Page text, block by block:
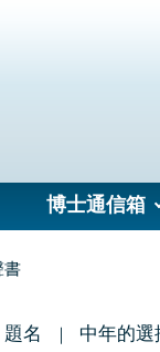
博士通信箱
書
題名 中年的選